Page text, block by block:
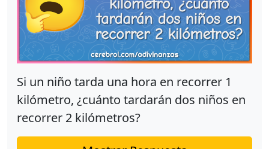
Si un niño tarda una hora en recorrer 1
kilómetro, ¿cuánto tardarán dos niños en
recorrer 2 kilómetros?